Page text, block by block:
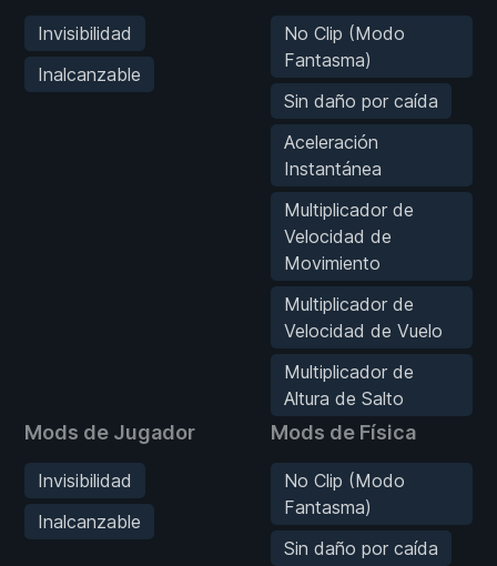
Invisibilidad
Inalcanzable
No Clip (Modo
Fantasma)
Sin daño por caída
Aceleración
Instantánea
Multiplicador de
Velocidad de
Movimiento
Multiplicador de
Velocidad de Vuelo
Multiplicador de
Altura de Salto
Mods de Jugador
Invisibilidad
Inalcanzable
Mods de Física
No Clip (Modo
Fantasma)
Sin daño por caída